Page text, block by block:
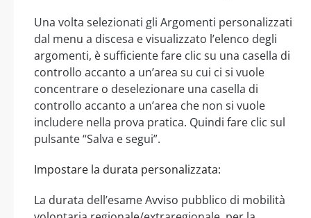
Una volta selezionati gli Argomenti personalizzati
dal menu a discesa e visualizzato l’elenco degli
argomenti, è sufficiente fare clic su una casella di
controllo accanto a un’area su cui ci si vuole
concentrare o deselezionare una casella di
controllo accanto a un’area che non si vuole
includere nella prova pratica. Quindi fare clic sul
pulsante “Salva e segui”.
Impostare la durata personalizzata:
La durata dell’esame Avviso pubblico di mobilità